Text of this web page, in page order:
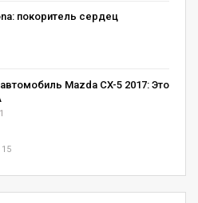
покоритель сердец
Mazda CX-5 2017: Это